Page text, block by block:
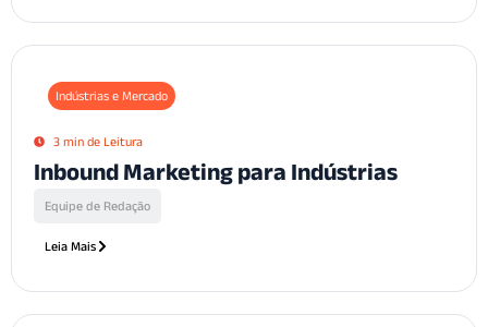
Indústrias e Mercado
3 min de Leitura
Inbound Marketing para Indústrias
Equipe de Redação
Leia Mais